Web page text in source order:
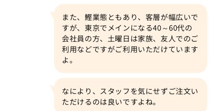
また、鰹業態ともあり、客層が幅広いで
すが、東京でメインになる40～60代の
会社員の方、土曜日は家族、友人でのご
利用などですがご利用いただけています
よ。
なにより、スタッフを気にせずご注文い
ただけるのは良いですよね。